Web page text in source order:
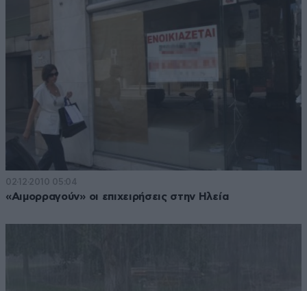
02·12·2010 05:04
«Αιμορραγούν» οι επιχειρήσεις στην Ηλεία